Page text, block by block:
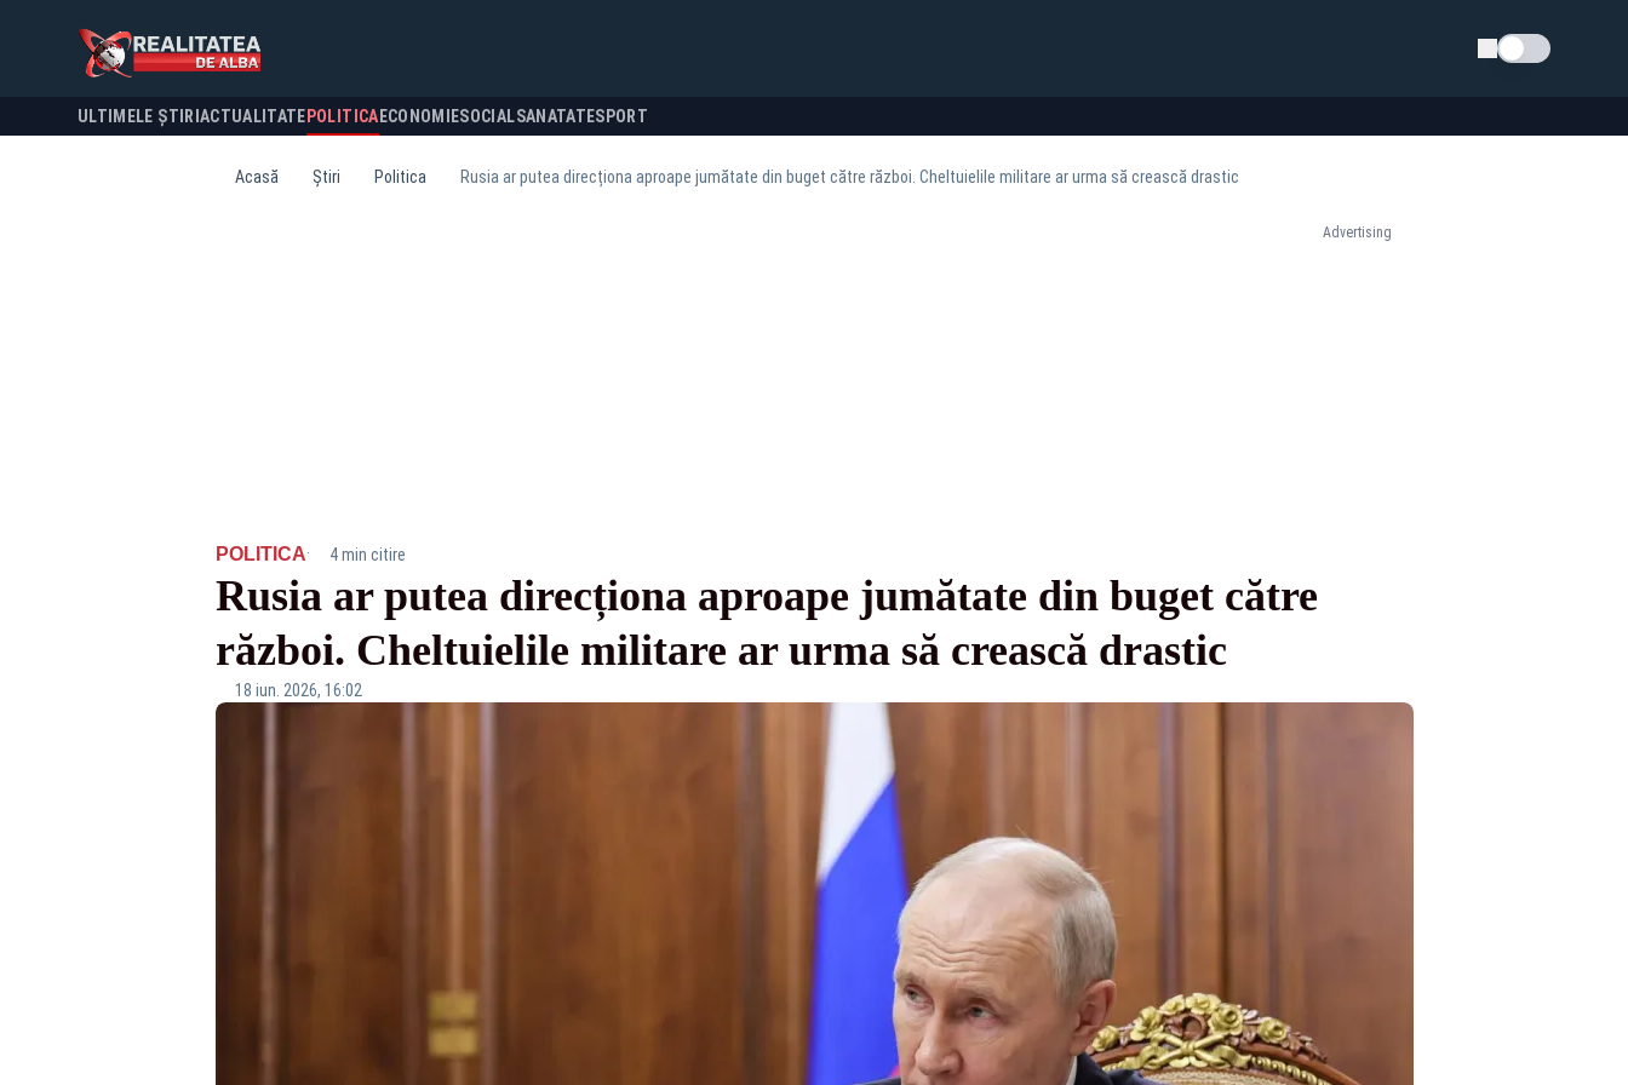
Schimba tema
ULTIMELE ȘTIRI ACTUALITATE POLITICA ECONOMIESOCIALSANATATESPORT
Acasă Știri Politica Rusia ar putea direcționa aproape jumătate din buget către război. Cheltuielile militare ar urma să crească drastic
Advertising
POLITICA· 4 min citire
Rusia ar putea direcționa aproape jumătate din buget către
război. Cheltuielile militare ar urma să crească drastic
18 iun. 2026, 16:02